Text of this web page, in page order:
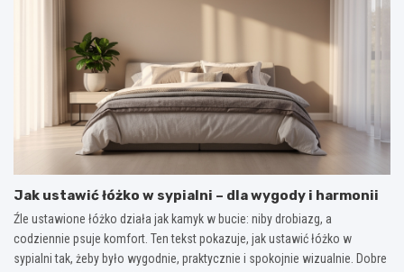
Jak ustawić łóżko w sypialni – dla wygody i harmonii
Źle ustawione łóżko działa jak kamyk w bucie: niby drobiazg, a
codziennie psuje komfort. Ten tekst pokazuje, jak ustawić łóżko w
sypialni tak, żeby było wygodnie, praktycznie i spokojnie wizualnie. Dobre